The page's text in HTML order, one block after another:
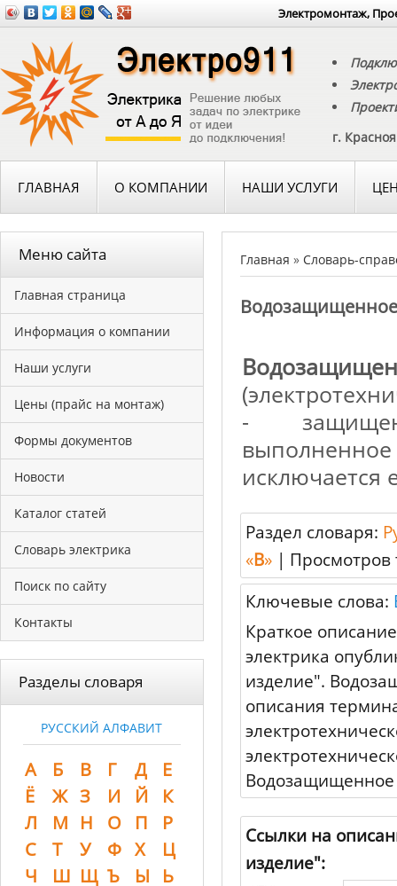
Электромонтаж,
г.
ГЛАВНАЯ О КОМПАНИИ НАШИ УСЛУГИ
Меню сайта
Главная страница
Информация о компании
Наши услуги
Цены (прайс на монтаж)
Формы документов
Новости
Каталог статей
Словарь электрика
Поиск по сайту
Контакты
Разделы словаря
РУССКИЙ АЛФАВИТ
А Б В Г Д
Е
Ё
Ж З И Й
К
Л
М Н О П
Р
С
Т У Ф Х
Ц
Ч
Ш Щ Ъ Ы
Ь
Главная » Словарь-
Водозащищенное
-
исключается
Раздел словаря:
«В» |
Ключевые слова:
Краткое
электрика
изделие".
описания
Водозащищенное
Ссылки на
изделие":